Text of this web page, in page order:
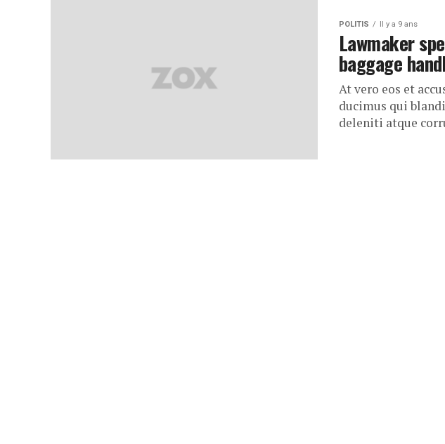
POLITIS Il y a 9 ans
Lawmaker
baggage
At vero eos et
ducimus qui
deleniti atque